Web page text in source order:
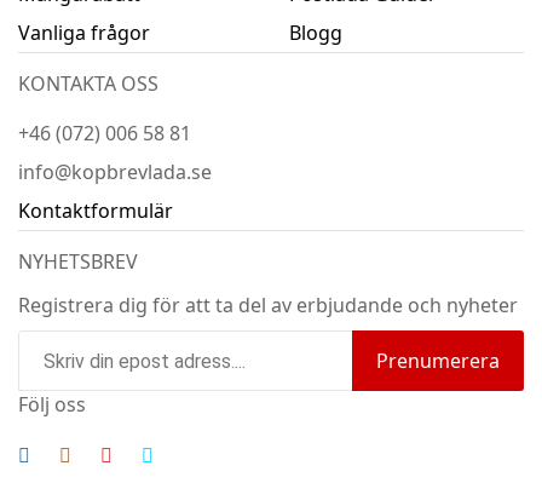
Vanliga frågor
Blogg
KONTAKTA OSS
+46 (072) 006 58 81
info@kopbrevlada.se
Kontaktformulär
NYHETSBREV
Registrera dig för att ta del av erbjudande och nyheter
Prenumerera
Följ oss